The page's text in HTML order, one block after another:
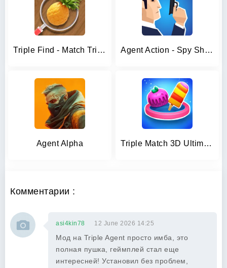
Triple Find - Match Triple 3D Agent Action - Spy Shooter
Agent Alpha Triple Match 3D Ultimate Match
Комментарии :
asi4kin78 12 June 2026 14:25
Мод на Triple Agent просто имба, это
полная пушка, геймплей стал еще
интересней! Установил без проблем,